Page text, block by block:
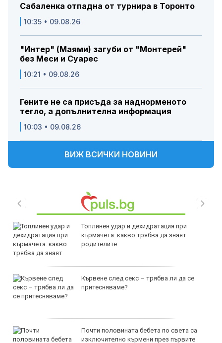
Сабаленка отпадна от турнира в Торонто
10:35 • 09.08.26
"Интер" (Маями) загуби от "Монтерей"
без Меси и Суарес
10:21 • 09.08.26
Гените не са присъда за наднорменото
тегло, а допълнителна информация
10:03 • 09.08.26
ВИЖ ВСИЧКИ НОВИНИ
Топлинен удар и дехидратация при
кърмачета: какво трябва да знаят
родителите
Кървене след секс – трябва ли да се
притесняваме?
Почти половината бебета по света са
изключително кърмени през първите